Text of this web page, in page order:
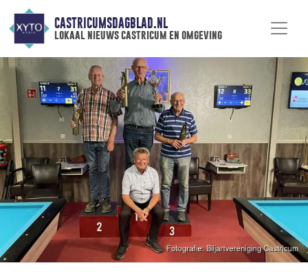
CASTRICUMSDAGBLAD.NL
lokaal nieuws castricum en omgeving